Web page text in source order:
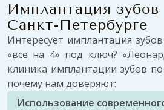
Имплантация зубов
Санкт-Петербурге
Интересует имплантация
«все на 4» под ключ?
клиника имплантации зубов
почему нам доверяют:
Использование